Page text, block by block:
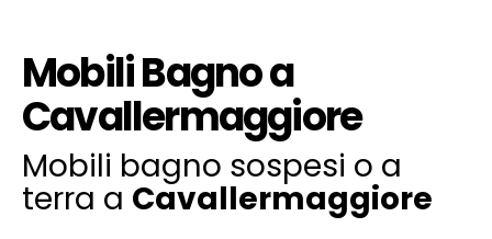
Mobili Bagno a
Cavallermaggiore
Mobili bagno sospesi o a
terra a Cavallermaggiore